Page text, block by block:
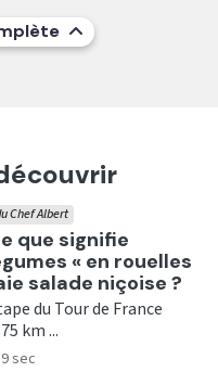
que signifie
« en rouelles
salade niçoise ?
Chef Albert
du Tour de France
km ...
sec